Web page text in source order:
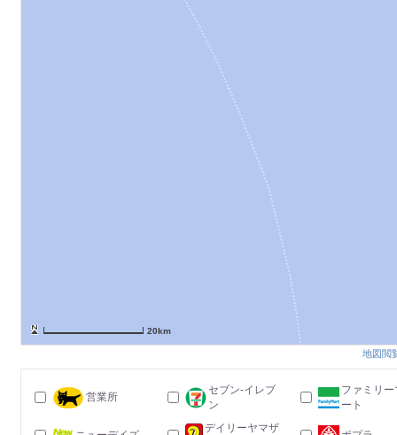
20km
地図閲
営業所
セブン-イレブ
ン
ファミリー
ート
デイリーヤマザ